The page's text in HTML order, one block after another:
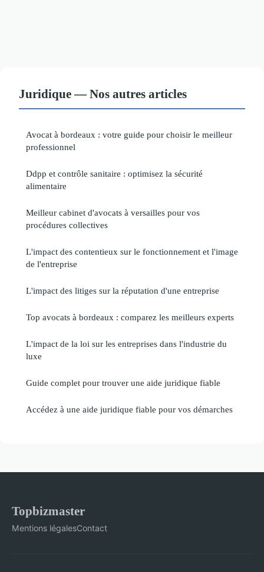
Juridique — Nos autres articles
Avocat à bordeaux : votre guide pour choisir le meilleur
professionnel
Ddpp et contrôle sanitaire : optimisez la sécurité
alimentaire
Meilleur cabinet d'avocats à versailles pour vos
procédures collectives
L'impact des contentieux sur le fonctionnement et l'image
de l'entreprise
L'impact des litiges sur la réputation d'une entreprise
Top avocats à bordeaux : comparez les meilleurs experts
L'impact de la loi sur les entreprises dans l'industrie du
luxe
Guide complet pour trouver une aide juridique fiable
Accédez à une aide juridique fiable pour vos démarches
Topbizmaster
Mentions légalesContact